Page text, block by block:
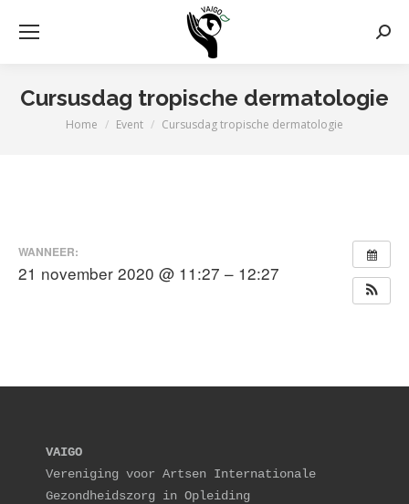
Cursusdag tropische dermatologie
Je bent hier:
Home Event Cursusdag tropische dermatologie
WANNEER:
21 november 2020 @ 11:27 – 12:27
VAIGO
Vereniging voor Artsen Internationale
Gezondheidszorg in Opleiding